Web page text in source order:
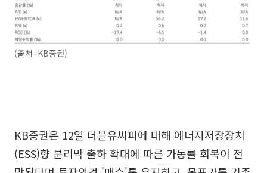
(출처=KB증권)
KB증권은 12일 더블유씨피에 대해 에너지저장장치
(ESS)향 분리막 출하 확대에 따른 가동률 회복이 전